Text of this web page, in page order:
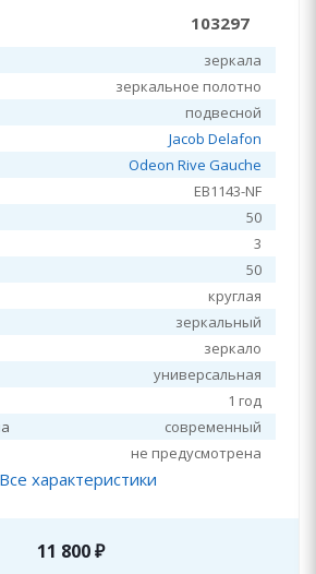
103297
зеркала
зеркальное полотно
подвесной
Jacob Delafon
Odeon Rive Gauche
EB1143-NF
50
3
50
круглая
зеркальный
зеркало
универсальная
1 год
современный
не предусмотрена
Все характеристики
11 800₽